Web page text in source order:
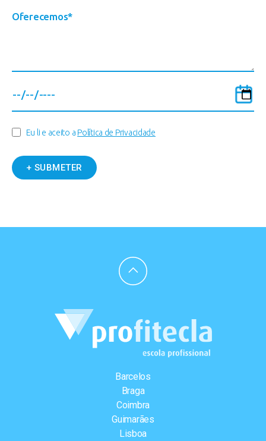
Eu li e aceito a Política de Privacidade
+ SUBMETER
Barcelos
Braga
Coimbra
Guimarães
Lisboa